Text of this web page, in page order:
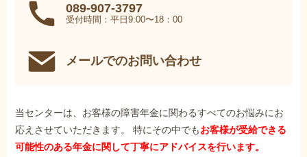
089-907-3797
受付時間：平日9:00〜18：00
メールでのお問い合わせ
当センターは、お客様の障害年金に関わるすべてのお悩みにお
応えさせていただきます。 特にその中でもお客様が受給できる
可能性のある年金に関して丁寧にアドバイスを行います。